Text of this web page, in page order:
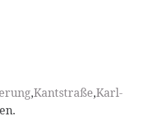
,Kantstraße,Karl-